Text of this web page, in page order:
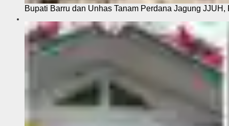
Bupati Barru dan Unhas Tanam Perdana Jagung